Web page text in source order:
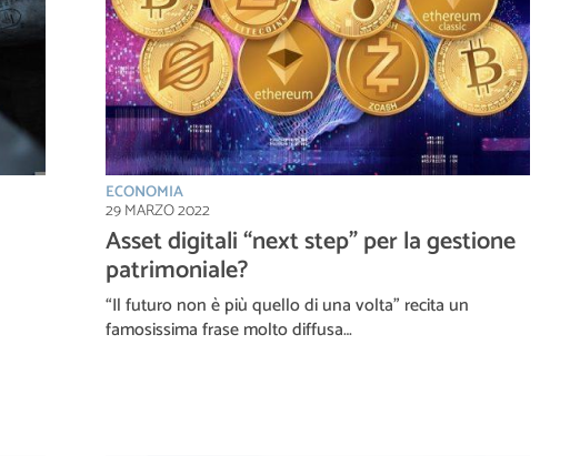
ECONOMIA
29 MARZO 2022
Asset digitali “next step” per la gestione
patrimoniale?
“Il futuro non è più quello di una volta” recita un
famosissima frase molto diffusa…